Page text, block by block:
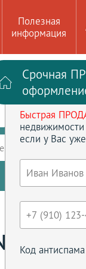
Полезная
информация
до
Кол-во
DAY 3
Срочная
Быстрая
если у Вас
Код антиспама